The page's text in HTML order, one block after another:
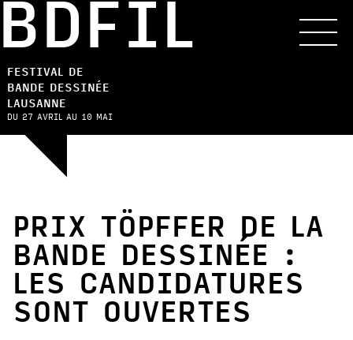
FESTIVAL DE
BANDE DESSINÉE
LAUSANNE
DU 27 AVRIL AU 10 MAI
PRIX TÖPFFER DE LA
BANDE DESSINÉE :
LES CANDIDATURES
SONT OUVERTES